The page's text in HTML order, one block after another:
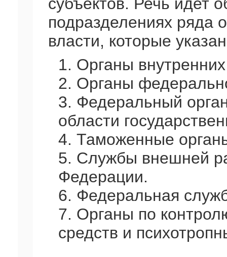
подразделениях ряда
власти, которые
1. Органы
2. Органы
3. Федеральный
области
4. Таможенные
5. Службы внешней
Федерации.
6. Федеральная
7. Органы по
средств и